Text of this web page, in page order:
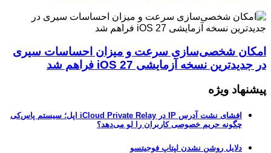
امکان شخصی‌سازی سرعت و میزان احساسات سیری
در جدیدترین نسخه آزمایشی iOS 27 فراهم شد
پیشنهاد ویژه
افشای نشت آدرس IP در iCloud Private Relay اپل؛ سیستم پاس‌کی
چگونه حریم خصوصی کاربران را لو می‌دهد؟
دلایل روشن نشدن لپتاپ فوجیتسو